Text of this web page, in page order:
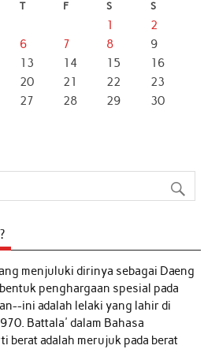
T F S S
1
2
6 7 8
9
13 14 15
16
20 21 22
23
27 28 29
30
menjuluki dirinya sebagai Daeng
penghargaan spesial pada
ini adalah lelaki yang lahir di
Battala' dalam Bahasa
berat adalah merujuk pada berat